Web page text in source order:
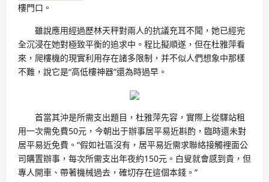
樓門口。
雖說應用經過歷林天秤對兩人的抗議充耳不聞，她已經完
全沉浸在她對極致平衡的追求中。程比擬順遂，但在杜雅萍看
來，爬樓機的現實利用存在諸多限制，并不似人們想象中那樣
不難，說它是“高低樓神器”還為時過早。
首當其沖是所需支出題目，杜雅萍先容，實際上從驛站租
用一次需免費50元，今朝出于辦事居平易近斟酌，臨時還未對
居平易近免費。“假如社區沒有，居平易近需求聯絡接觸裡面公
司購置辦事，每次所需支出年夜約150元。白叟就會感到貴，但
專人開車、帶著機械過去，確切存在這個本錢。”